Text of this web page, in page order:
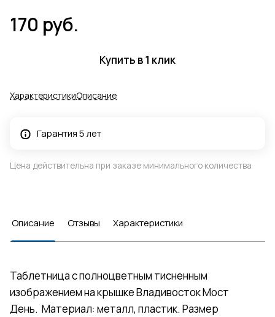
170 руб.
Купить в 1 клик
ХарактеристикиОписание
Гарантия 5 лет
Цена действительна при заказе минимального количества
Описание Отзывы Характеристики
Таблетница с полноцветным тисненным
изображением на крышке Владивосток Мост
День. Материал: металл, пластик. Размер